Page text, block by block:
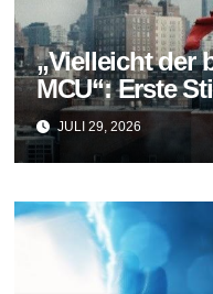
„Vielleicht der
MCU“: Erste
Day fallen
JULI 29, 2026